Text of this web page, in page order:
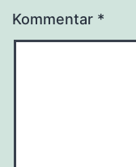
Kommentar *